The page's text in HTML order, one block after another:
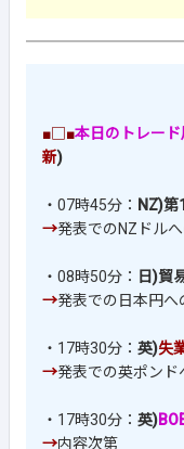
■□■本日のトレー
新)
・07時45分： NZ)第
→発表でのNZドル
・08時50分：
日)貿
→発表での日本円へ
・17時30分： 英)失
→発表での英ポン
・17時30分： 英)
→内容次第